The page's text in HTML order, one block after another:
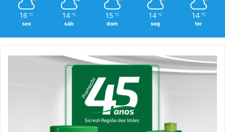
16 ℃
sex
14 ℃
sáb
15 ℃
dom
14 ℃
seg
14 ℃
ter